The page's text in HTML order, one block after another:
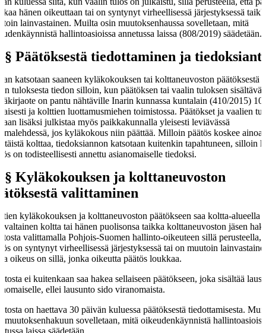
hänen oikeuttaan tai on syntynyt virheellisessä järjestyksessä
lainvastainen. Muilta osin muutoksenhaussa sovelletaan, mitä
hallintoasioissa annetussa laissa (808/2019) säädetään.
§ Päätöksestä tiedottaminen ja
katsotaan saaneen kyläkokouksen tai kolttaneuvoston päätöksestä
tuloksesta tiedon silloin, kun päätöksen tai vaalin tuloksen sisältävä
on pantu nähtäville Inarin kunnassa kuntalain (410/2015)
ja kolttien luottamusmiehen toimistossa. Päätökset ja vaalien
lisäksi julkistaa myös paikkakunnalla yleisesti leviävässä
jos kyläkokous niin päättää. Milloin päätös koskee
kolttaa, tiedoksiannon katsotaan kuitenkin tapahtuneen, silloin
on todisteellisesti annettu asianomaiselle tiedoksi.
§ Kyläkokouksen ja kolttaneuvoston
valittaminen
kyläkokouksen ja kolttaneuvoston päätökseen saa koltta-alueella
koltta tai hänen puolisonsa taikka kolttaneuvoston jäsen
valittamalla Pohjois-Suomen hallinto-oikeuteen sillä perusteella,
on syntynyt virheellisessä järjestyksessä tai on muutoin
oikeus on sillä, jonka oikeutta päätös loukkaa.
ei kuitenkaan saa hakea sellaiseen päätökseen, joka sisältää
ellei lausunto sido viranomaista.
on haettava 30 päivän kuluessa päätöksestä tiedottamisesta.
muutoksenhakuun sovelletaan, mitä oikeudenkäynnistä
laissa säädetään.